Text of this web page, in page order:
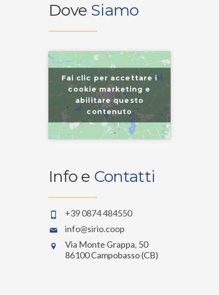
Dove Siamo
Fai clic per accettare i
cookie marketing e
abilitare questo
contenuto
Info e Contatti
+39 0874 484550
info@sirio.coop
Via Monte Grappa, 50
86100 Campobasso (CB)